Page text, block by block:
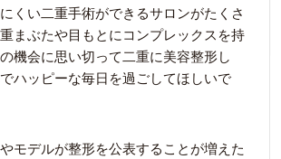
くい二重手術ができるサロンがたくさ
まぶたや目もとにコンプレックスを持
機会に思い切って二重に美容整形し
ハッピーな毎日を過ごしてほしいで
モデルが整形を公表することが増えた